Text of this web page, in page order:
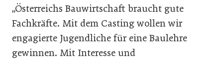
„Österreichs Bauwirtschaft braucht gute
Fachkräfte. Mit dem Casting wollen wir
engagierte Jugendliche für eine Baulehre
gewinnen. Mit Interesse und